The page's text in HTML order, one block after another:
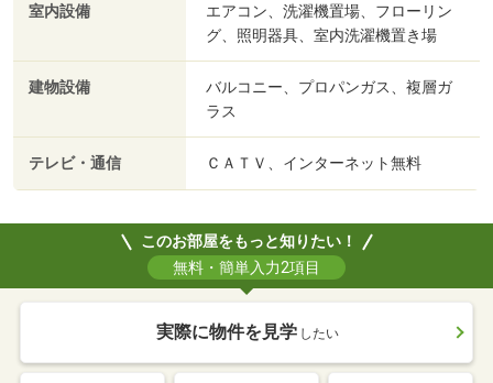
室内設備
エアコン、洗濯機置場、フローリン
グ、照明器具、室内洗濯機置き場
建物設備
バルコニー、プロパンガス、複層ガ
ラス
テレビ・通信 ＣＡＴＶ、インターネット無料
このお部屋をもっと知りたい！
無料・簡単入力2項目
実際に物件を見学 したい